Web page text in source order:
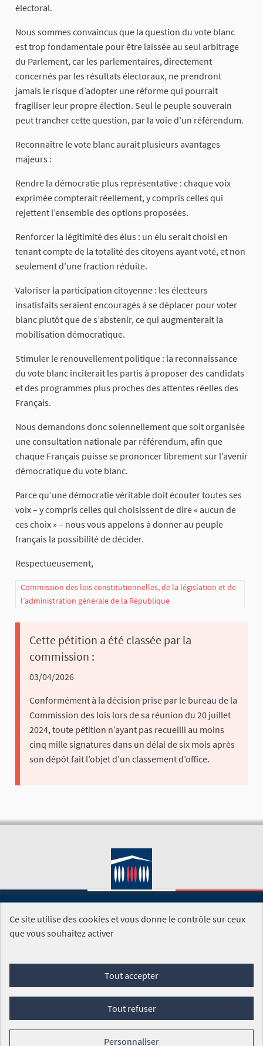
électoral.
Nous sommes convaincus que la question du vote blanc
est trop fondamentale pour être laissée au seul arbitrage
du Parlement, car les parlementaires, directement
concernés par les résultats électoraux, ne prendront
jamais le risque d’adopter une réforme qui pourrait
fragiliser leur propre élection. Seul le peuple souverain
peut trancher cette question, par la voie d’un référendum.
Reconnaître le vote blanc aurait plusieurs avantages
majeurs :
Rendre la démocratie plus représentative : chaque voix
exprimée compterait réellement, y compris celles qui
rejettent l’ensemble des options proposées.
Renforcer la légitimité des élus : un élu serait choisi en
tenant compte de la totalité des citoyens ayant voté, et non
seulement d’une fraction réduite.
Valoriser la participation citoyenne : les électeurs
insatisfaits seraient encouragés à se déplacer pour voter
blanc plutôt que de s’abstenir, ce qui augmenterait la
mobilisation démocratique.
Stimuler le renouvellement politique : la reconnaissance
du vote blanc inciterait les partis à proposer des candidats
et des programmes plus proches des attentes réelles des
Français.
Nous demandons donc solennellement que soit organisée
une consultation nationale par référendum, afin que
chaque Français puisse se prononcer librement sur l’avenir
démocratique du vote blanc.
Parce qu’une démocratie véritable doit écouter toutes ses
voix – y compris celles qui choisissent de dire « aucun de
ces choix » – nous vous appelons à donner au peuple
français la possibilité de décider.
Respectueusement,
Commission des lois constitutionnelles, de la législation et de
l’administration générale de la République
Cette pétition a été classée par la
commission :
03/04/2026
Conformément à la décision prise par le bureau de la
Commission des lois lors de sa réunion du 20 juillet
2024, toute pétition n’ayant pas recueilli au moins
cinq mille signatures dans un délai de six mois après
son dépôt fait l’objet d’un classement d’office.
SITE DE L'ASSEMBLÉE NATIONALE
Foire aux questions
Conditions générales d'utilisation (CGU)
Mentions légales
Cookies
Ce site utilise des cookies et vous donne le contrôle sur ceux
que vous souhaitez activer
Tout accepter
Tout refuser
Personnaliser